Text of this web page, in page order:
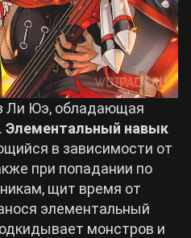
Ли Юэ, обладающая
Элементальный навык
в зависимости от
при попадании по
щит время от
элементальный
монстров и